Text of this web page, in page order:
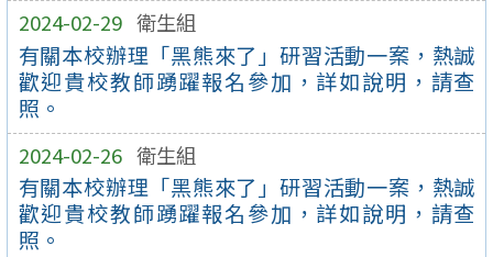
2024-02-29 衛生組
有關本校辦理「黑熊來了」研習活動一案，熱誠
歡迎貴校教師踴躍報名參加，詳如說明，請查
照。
2024-02-26 衛生組
有關本校辦理「黑熊來了」研習活動一案，熱誠
歡迎貴校教師踴躍報名參加，詳如說明，請查
照。